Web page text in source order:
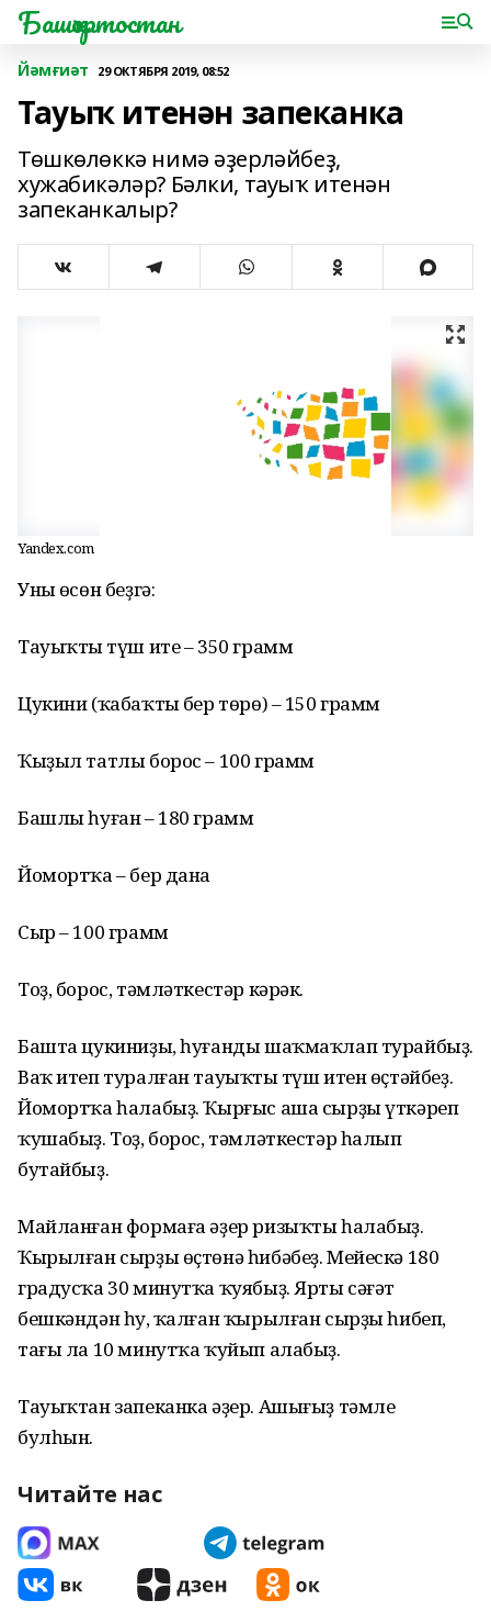
Башҡортостан
Йәмғиәт 29 ОКТЯБРЯ 2019, 08:52
Тауыҡ итенән запеканка
Төшкөлөккә нимә әҙерләйбеҙ,
хужабикәләр? Бәлки, тауыҡ итенән
запеканкалыр?
Yandex.com
Уның өсөн беҙгә:
Тауыҡтың түш ите – 350 грамм
Цукини (ҡабаҡтың бер төрө) – 150 грамм
Ҡыҙыл татлы борос – 100 грамм
Башлы һуған – 180 грамм
Йомортҡа – бер дана
Сыр – 100 грамм
Тоҙ, борос, тәмләткестәр кәрәк.
Башта цукиниҙы, һуғанды шаҡмаҡлап турайбыҙ.
Ваҡ итеп туралған тауыҡтың түш итен өҫтәйбеҙ.
Йомортҡа һалабыҙ. Ҡырғыс аша сырҙы үткәреп
ҡушабыҙ. Тоҙ, борос, тәмләткестәр һалып
бутайбыҙ.
Майланған формаға әҙер ризыҡты һалабыҙ.
Ҡырылған сырҙы өҫтөнә һибәбеҙ. Мейескә 180
градусҡа 30 минутҡа ҡуябыҙ. Ярты сәғәт
бешкәндән һуң, ҡалған ҡырылған сырҙы һибеп,
тағы ла 10 минутҡа ҡуйып алабыҙ.
Тауыҡтан запеканка әҙер. Ашығыҙ тәмле
булһын.
Читайте нас